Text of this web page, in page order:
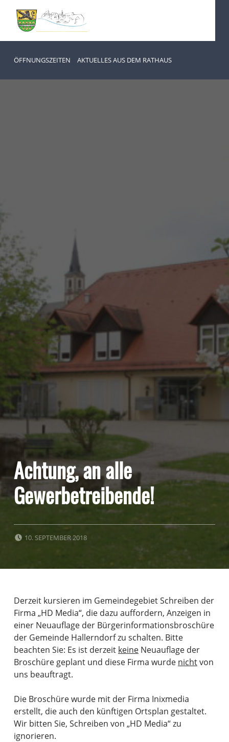
ÖFFNUNGSZEITEN AKTUELLES AUS DEM RATHAUS
Achtung, an alle
Gewerbetreibende!
10. SEPTEMBER 2018
Derzeit kursieren im Gemeindegebiet Schreiben der
Firma „HD Media“, die dazu auffordern, Anzeigen in
einer Neuauflage der Bürgerinformationsbroschüre
der Gemeinde Hallerndorf zu schalten. Bitte
beachten Sie: Es ist derzeit keineNeuauflage der
Broschüre geplant und diese Firma wurde nichtvon
uns beauftragt.
Die Broschüre wurde mit der Firma Inixmedia
erstellt, die auch den künftigen Ortsplan gestaltet.
Wir bitten Sie, Schreiben von „HD Media“ zu
ignorieren.